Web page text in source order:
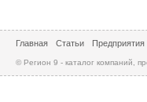
Главная Статьи Предприятия
© Регион 9 - каталог компаний,